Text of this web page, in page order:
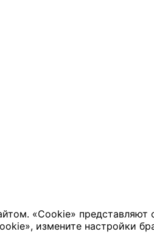
«Cookie» представляют
измените настройки